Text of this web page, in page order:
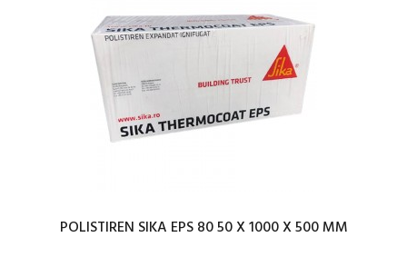
POLISTIREN SIKA EPS 80 50 X 1000 X 500 MM